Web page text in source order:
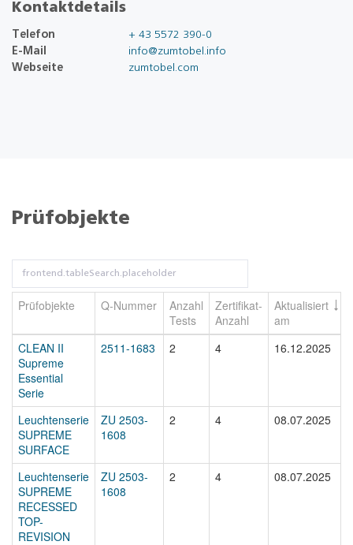
Kontaktdetails
Telefon
+ 43 5572 390-0
E-Mail
info@zumtobel.info
Webseite
zumtobel.com
Prüfobjekte
Prüfobjekte Q-Nummer
Anzahl
Tests
Zertifikat-
Anzahl
Aktualisiert
am
CLEAN II
Supreme
Essential
Serie
2511-1683 2 4 16.12.2025
Leuchtenserie
SUPREME
SURFACE
ZU 2503-
1608
2 4 08.07.2025
Leuchtenserie
SUPREME
RECESSED
TOP-
REVISION
ZU 2503-
1608
2 4 08.07.2025